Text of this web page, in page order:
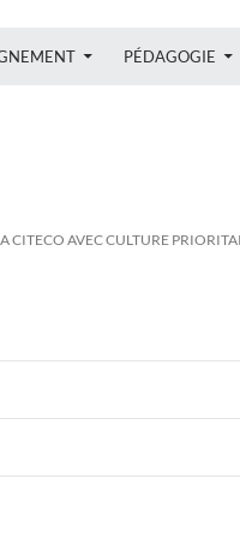
PÉDAGOGIE
CITECO AVEC CULTURE